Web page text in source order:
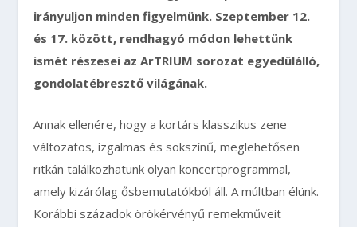
irányuljon minden figyelmünk. Szeptember 12.
és 17. között, rendhagyó módon lehettünk
ismét részesei az ArTRIUM sorozat egyedülálló,
gondolatébresztő világának.
Annak ellenére, hogy a kortárs klasszikus zene
változatos, izgalmas és sokszínű, meglehetősen
ritkán találkozhatunk olyan koncertprogrammal,
amely kizárólag ősbemutatókból áll. A múltban élünk.
Korábbi századok örökérvényű remekműveit